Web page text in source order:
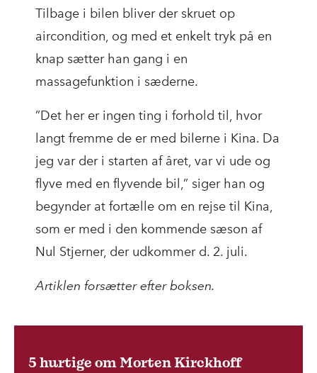
Tilbage i bilen bliver der skruet op
aircondition, og med et enkelt tryk på en
knap sætter han gang i en
massagefunktion i sæderne.
”Det her er ingen ting i forhold til, hvor
langt fremme de er med bilerne i Kina. Da
jeg var der i starten af året, var vi ude og
flyve med en flyvende bil,” siger han og
begynder at fortælle om en rejse til Kina,
som er med i den kommende sæson af
Nul Stjerner, der udkommer d. 2. juli.
Artiklen forsætter efter boksen.
5 hurtige om Morten Kirckhoff